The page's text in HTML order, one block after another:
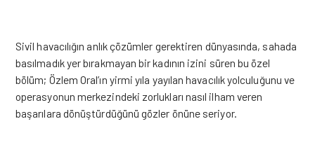
Sivil havacılığın anlık çözümler gerektiren dünyasında, sahada
basılmadık yer bırakmayan bir kadının izini süren bu özel
bölüm; Özlem Oral’ın yirmi yıla yayılan havacılık yolculuğunu ve
operasyonun merkezindeki zorlukları nasıl ilham veren
başarılara dönüştürdüğünü gözler önüne seriyor.